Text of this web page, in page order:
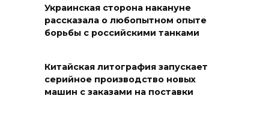
Украинская сторона накануне
рассказала о любопытном опыте
борьбы с российскими танками
Китайская литография запускает
серийное производство новых
машин с заказами на поставки